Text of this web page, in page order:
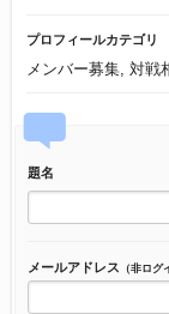
プロフィールカテゴリ
メンバー募集, 対戦
題名
メールアドレス （非ログ